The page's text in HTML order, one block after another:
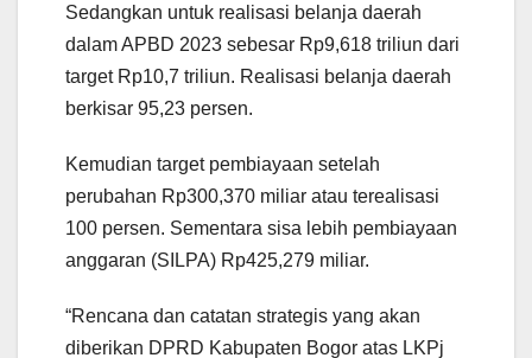
Sedangkan untuk realisasi belanja daerah
dalam APBD 2023 sebesar Rp9,618 triliun dari
target Rp10,7 triliun. Realisasi belanja daerah
berkisar 95,23 persen.
Kemudian target pembiayaan setelah
perubahan Rp300,370 miliar atau terealisasi
100 persen. Sementara sisa lebih pembiayaan
anggaran (SILPA) Rp425,279 miliar.
“Rencana dan catatan strategis yang akan
diberikan DPRD Kabupaten Bogor atas LKPj